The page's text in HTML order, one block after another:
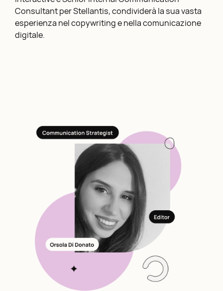
Consultant per Stellantis, condividerà la sua vasta
esperienza nel copywriting e nella comunicazione
digitale.